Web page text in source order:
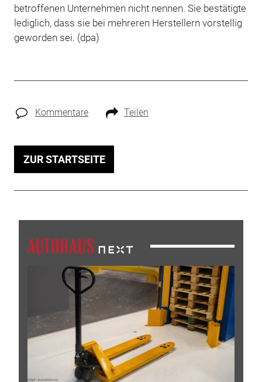
betroffenen Unternehmen nicht nennen. Sie bestätigte
lediglich, dass sie bei mehreren Herstellern vorstellig
geworden sei. (dpa)
Kommentare Teilen
ZUR STARTSEITE